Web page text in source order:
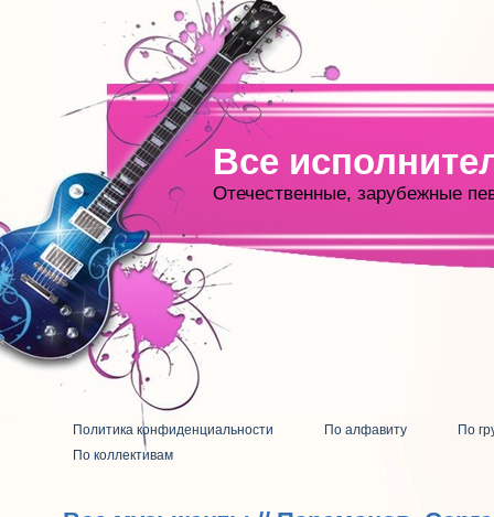
Все
Отечественные, зарубежные
Политика конфиденциальности По алфавиту
По
По коллективам